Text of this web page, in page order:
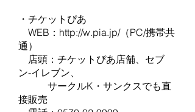
・チケットぴあ
WEB：http://w.pia.jp/（PC/携帯共
通）
店頭：チケットぴあ店舗、セブ
ン-イレブン、
サークルK・サンクスでも直
接販売